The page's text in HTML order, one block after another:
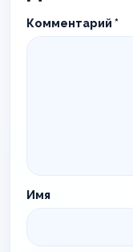
Комментарий *
Имя